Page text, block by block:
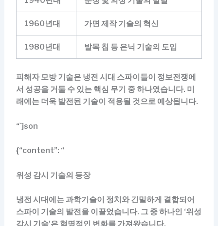
1960년대 가면 제작 기술의 혁신
1980년대 발목 칩 등 은닉 기술의 도입
피해자 모방 기술은 냉전 시대 스파이들이 정보전쟁에
서 성공을 거둘 수 있는 핵심 무기 중 하나였습니다. 미
래에는 더욱 발전된 기술이 적용될 것으로 예상됩니다.
“`json
{“content”: “
위성 감시 기술의 등장
냉전 시대에는 과학기술이 정치와 긴밀하게 결합되어
스파이 기술의 발전을 이끌었습니다. 그 중 하나인 ‘위성
감시 기술’은 혁명적인 변화를 가져왔습니다.